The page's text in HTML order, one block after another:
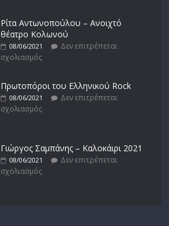
Ρίτα Αντωνοπούλου – Ανοιχτό
θέατρο Κολωνού
08/06/2021
Δεν επιτρέπεται
σχολιασμός
Πρωτοπόροι του Ελληνικού Rock
08/06/2021
Δεν επιτρέπεται
σχολιασμός
Γιώργος Σαμπάνης – Καλοκάιρι 2021
08/06/2021
Δεν επιτρέπεται
σχολιασμός